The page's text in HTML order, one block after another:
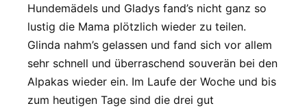
Hundemädels und Gladys fand’s nicht ganz so
lustig die Mama plötzlich wieder zu teilen.
Glinda nahm’s gelassen und fand sich vor allem
sehr schnell und überraschend souverän bei den
Alpakas wieder ein. Im Laufe der Woche und bis
zum heutigen Tage sind die drei gut